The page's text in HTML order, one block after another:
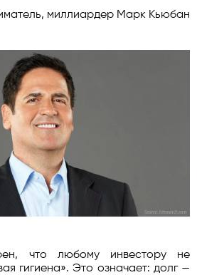
миллиардер Марк Кьюбан
что любому инвестору не
гигиена». Это означает: долг —